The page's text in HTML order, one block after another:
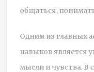
общаться,
Одним из главных
навыков является
мысли и чувства. В